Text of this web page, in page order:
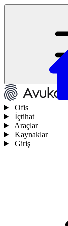
Ofis
İçtihat
Araçlar
Kaynaklar
Giriş